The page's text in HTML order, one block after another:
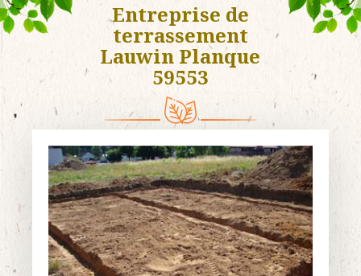
Entreprise de
terrassement
Lauwin Planque
59553